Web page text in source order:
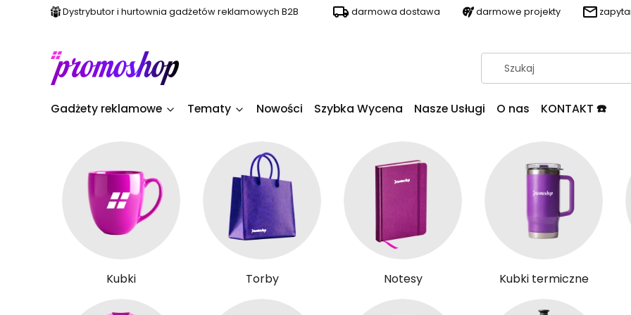
Dystrybutor i hurtownia gadżetów reklamowych B2B darmowa dostawa darmowe projekty
Gadżety reklamowe Tematy Nowości Szybka Wycena Nasze Usługi O nas KONTAKT ☎️
Kubki Torby Notesy Kubki termiczne